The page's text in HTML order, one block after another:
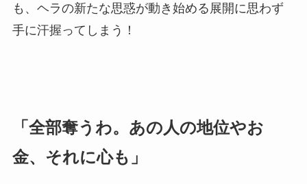
も、ヘラの新たな思惑が動き始める展開に思わず
手に汗握ってしまう！
「全部奪うわ。あの人の地位やお
金、それに心も」